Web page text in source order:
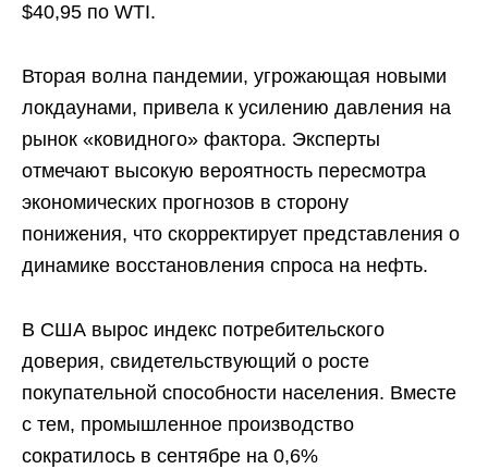
$40,95 по WTI.
Вторая волна пандемии, угрожающая новыми
локдаунами, привела к усилению давления на
рынок «ковидного» фактора. Эксперты
отмечают высокую вероятность пересмотра
экономических прогнозов в сторону
понижения, что скорректирует представления о
динамике восстановления спроса на нефть.
В США вырос индекс потребительского
доверия, свидетельствующий о росте
покупательной способности населения. Вместе
с тем, промышленное производство
сократилось в сентябре на 0,6%